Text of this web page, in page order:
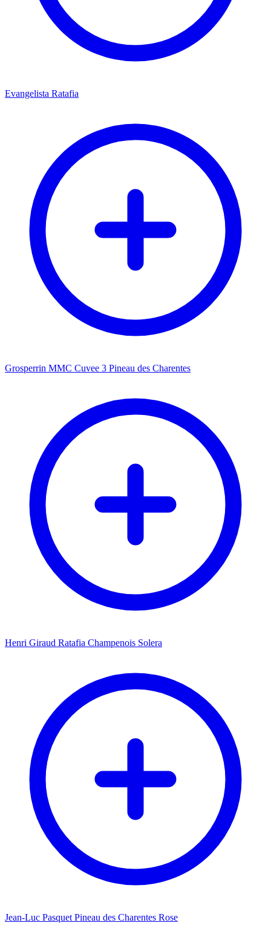
Evangelista Ratafia
Grosperrin MMC Cuvee 3 Pineau des Charentes
Henri Giraud Ratafia Champenois Solera
Jean-Luc Pasquet Pineau des Charentes Rose